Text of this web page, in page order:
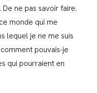
ne pas savoir faire.
monde qui me
lequel je ne me suis
pouvais-je
qui pourraient en